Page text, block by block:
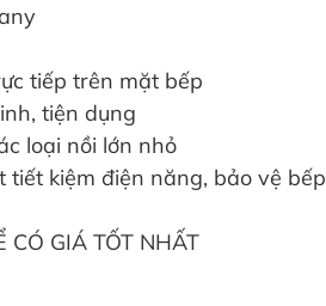
tiếp trên mặt bếp
tiện dụng
loại nồi lớn nhỏ
kiệm điện năng, bảo vệ bếp
CÓ GIÁ TỐT NHẤT